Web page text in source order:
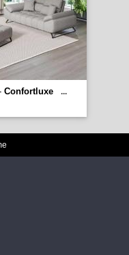
Confortluxe
...